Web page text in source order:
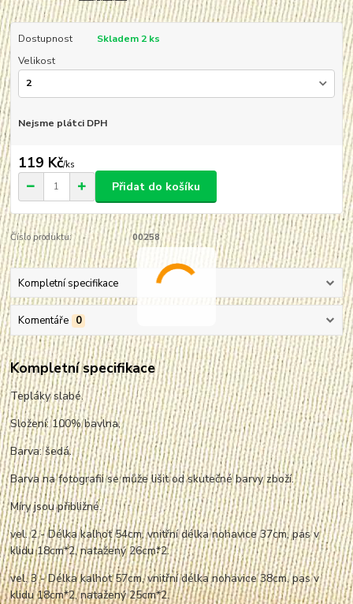
Dostupnost
Skladem 2 ks
Velikost
Nejsme plátci DPH
119 Kč/ks
Přidat do košíku
Číslo produktu: 00258
Kompletní specifikace
Komentáře 0
Kompletní specifikace
Tepláky slabé.
Složení: 100% bavlna,
Barva: šedá.
Barva na fotografii se může lišit od skutečné barvy zboží.
Míry jsou přibližné.
vel. 2 - Délka kalhot 54cm, vnitřní délka nohavice 37cm, pas v
klidu 18cm*2,natažený 26cm*2.
vel. 3 - Délka kalhot 57cm, vnitřní délka nohavice 38cm, pas v
klidu 18cm*2,natažený 25cm*2.